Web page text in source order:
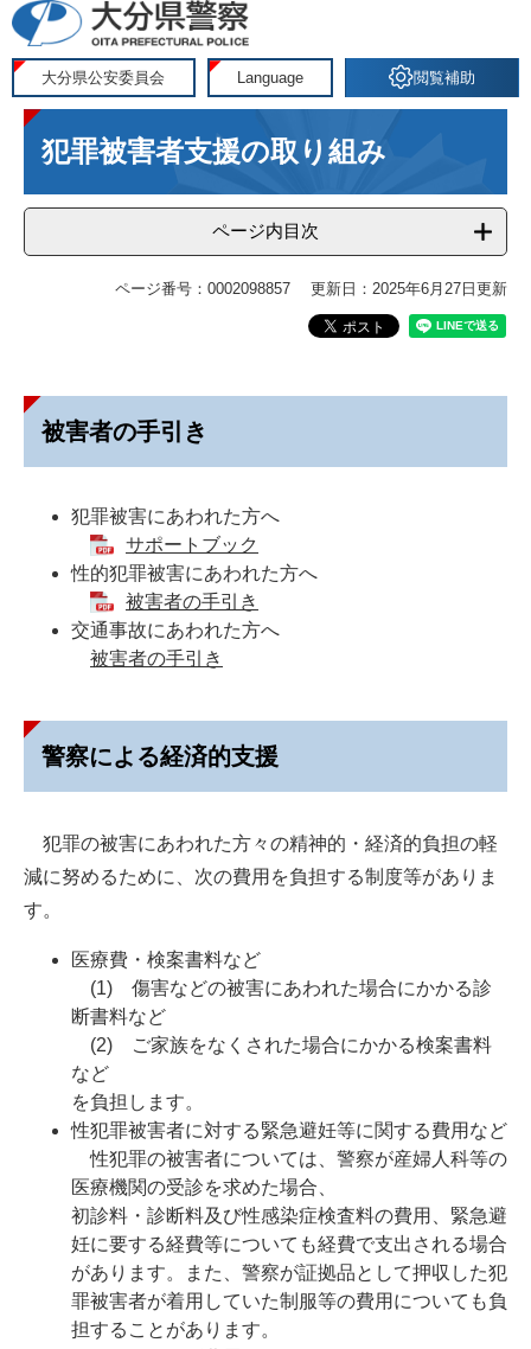
ペ
ジ
の
メ
ュ
ー
大分県公安委員会 Language 閲覧補助
本
文犯罪被害者支援の取り組み
ページ内目次
ページ番号：0002098857 更新日：2025年6月27日更新
被害者の手引き
犯罪被害にあわれた方へ
サポートブック
性的犯罪被害にあわれた方へ
被害者の手引き
交通事故にあわれた方へ
被害者の手引き
警察による経済的支援
犯罪の被害にあわれた方々の精神的・経済的負担の軽
減に努めるために、次の費用を負担する制度等がありま
す。
医療費・検案書料など
(1) 傷害などの被害にあわれた場合にかかる診
断書料など
(2) ご家族をなくされた場合にかかる検案書料
など
を負担します。
性犯罪被害者に対する緊急避妊等に関する費用など
性犯罪の被害者については、警察が産婦人科等の
医療機関の受診を求めた場合、
初診料・診断料及び性感染症検査料の費用、緊急避
妊に要する経費等についても経費で支出される場合
があります。また、警察が証拠品として押収した犯
罪被害者が着用していた制服等の費用についても負
担することがあります。